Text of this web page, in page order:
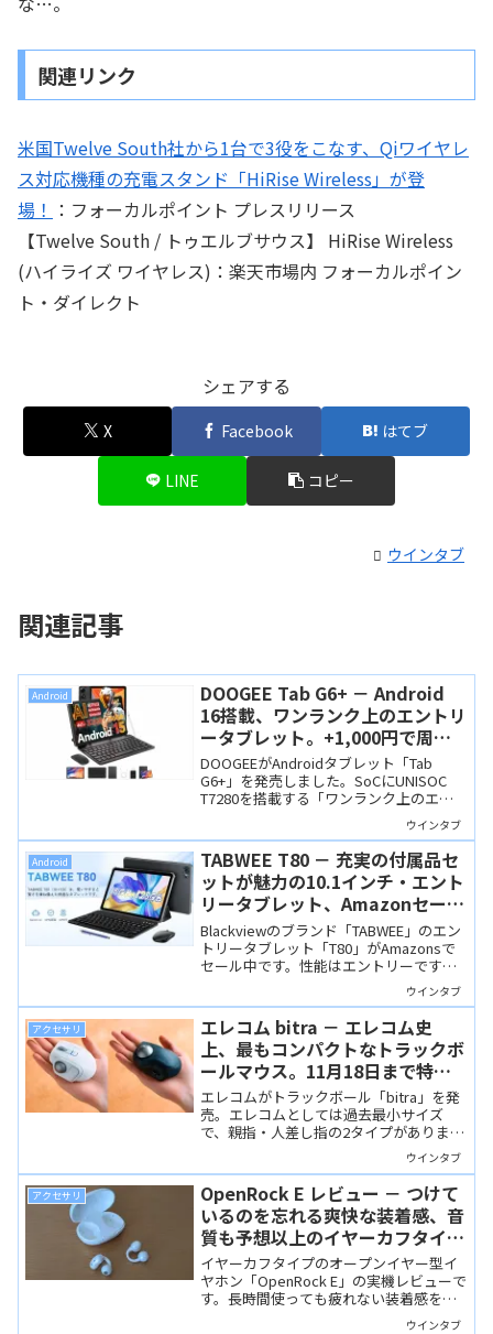
関連リンク
米国Twelve South社から1台で3役をこなす、Qiワイヤレ
ス対応機種の充電スタンド「HiRise Wireless」が登
場！ ：フォーカルポイント プレスリリース
【Twelve South / トゥエルブサウス】 HiRise Wireless
(ハイライズ ワイヤレス)：楽天市場内 フォーカルポイン
ト・ダイレクト
シェアする
X Facebook はてブ
LINE コピー
ウインタブ
関連記事
Android
DOOGEE Tab G6+ － Android
16搭載、ワンランク上のエントリ
ータブレット。+1,000円で周辺
機器フルセット
DOOGEEがAndroidタブレット「Tab
G6+」を発売しました。SoCにUNISOC
T7280を搭載する「ワンランク上のエン
トリーモデル」です。+1,000円でペン・
キーボード付きセットが用意されていて
お買い得！
ウインタブ
Android
TABWEE T80 － 充実の付属品セ
ットが魅力の10.1インチ・エント
リータブレット、Amazonセール
で12,899円！
Blackviewのブランド「TABWEE」のエン
トリータブレット「T80」がAmazonsで
セール中です。性能はエントリーです
が、ケース・キーボード・マウスなど付
属品が充実しており、12,899円で買える
のはお買い得。
ウインタブ
アクセサリ
エレコム bitra － エレコム史
上、最もコンパクトなトラックボ
ールマウス。11月18日まで特価
で予約販売中！
エレコムがトラックボール「bitra」を発
売。エレコムとしては過去最小サイズ
で、親指・人差し指の2タイプがありま
す。11月18日まで予約特価で購入可能で
ウインタブ
アクセサリ
OpenRock E レビュー － つけて
いるのを忘れる爽快な装着感、音
質も予想以上のイヤーカフタイ
プ・オープンイヤー型イヤホン
イヤーカフタイプのオープンイヤー型イ
ヤホン「OpenRock E」の実機レビューで
す。長時間使っても疲れない装着感をは
じめ、自然な音質やアプリの操作性な
ウインタブ